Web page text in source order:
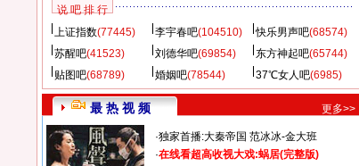
说 吧 排 行
上证指数(77445) 李宇春吧(104510) 快乐男声吧(68574)
苏醒吧(41523) 刘德华吧(69854) 东方神起吧(65744)
贴图吧(68789) 婚姻吧(78544) 37℃女人吧(6985)
最 热 视 频 更多>>
·独家首播:大秦帝国 范冰冰-金大班
·在线看超高收视大戏:蜗居(完整版)